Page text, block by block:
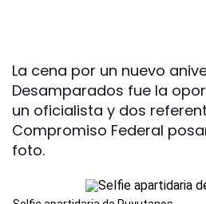
La cena por un nuevo
Desamparados fue la
un oficialista y dos
Compromiso Federal
foto.